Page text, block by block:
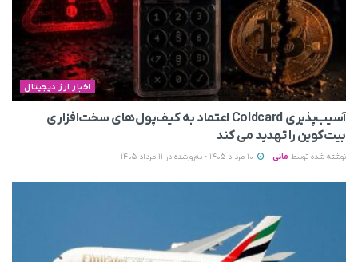
اخبار ارز دیجیتال
آسیب‌پذیری Coldcard اعتماد به کیف‌پول‌های سخت‌افزاری
بیت‌کوین را تهدید می‌ کند
نوشته شده توسط مانی